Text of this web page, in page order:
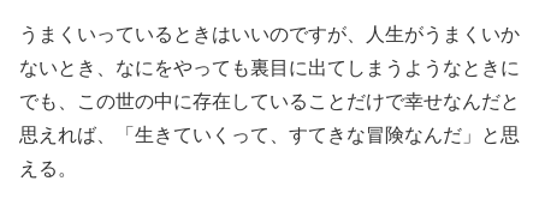
うまくいっているときはいいのですが、人生がうまくいか
ないとき、なにをやっても裏目に出てしまうようなときに
でも、この世の中に存在していることだけで幸せなんだと
思えれば、「生きていくって、すてきな冒険なんだ」と思
える。